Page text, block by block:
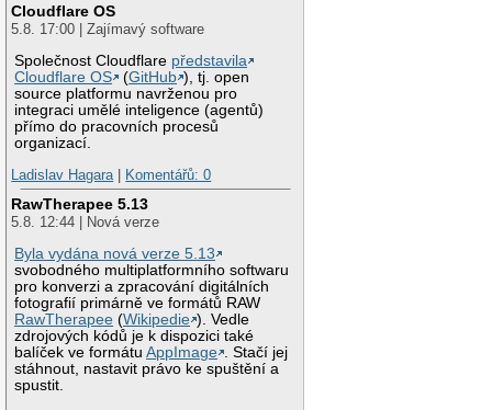
Cloudflare OS
5.8. 17:00 | Zajímavý software
Společnost Cloudflare představila
Cloudflare OS
(GitHub ), tj. open
source platformu navrženou pro
integraci umělé inteligence (agentů)
přímo do pracovních procesů
organizací.
Ladislav Hagara| Komentářů: 0
RawTherapee 5.13
5.8. 12:44 | Nová verze
Byla vydána nová verze 5.13
svobodného multiplatformního softwaru
pro konverzi a zpracování digitálních
fotografií primárně ve formátů RAW
RawTherapee (Wikipedie ). Vedle
zdrojových kódů je k dispozici také
balíček ve formátuAppImage
. Stačí jej
stáhnout, nastavit právo ke spuštění a
spustit.